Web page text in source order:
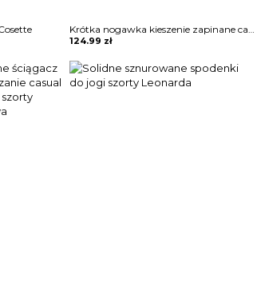
Krótka nogawka kieszenie zapinane casual prosty krój jeans przetarcia szorty spodenki spodnie Willeke
124.99 zł